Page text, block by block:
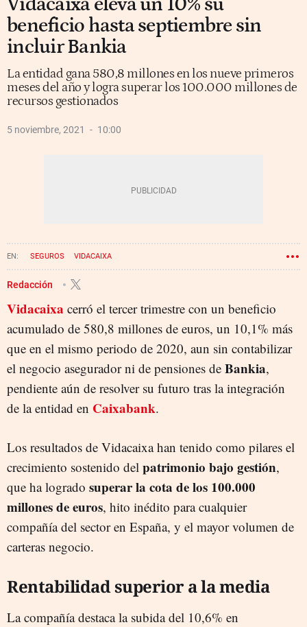
beneficio hasta septiembre sin
incluir Bankia
La entidad gana 580,8 millones en los nueve primeros
meses del año y logra superar los 100.000 millones de
recursos gestionados
5 noviembre, 2021 10:00
SEGUROS VIDACAIXA
Redacción
Vidacaixa cerró el tercer trimestre con un beneficio
acumulado de 580,8 millones de euros, un 10,1% más
que en el mismo periodo de 2020, aun sin contabilizar
el negocio asegurador ni de pensiones de Bankia,
pendiente aún de resolver su futuro tras la integración
de la entidad en Caixabank.
Los resultados de Vidacaixa han tenido como pilares el
crecimiento sostenido del patrimonio bajo gestión,
que ha logrado superar la cota de los 100.000
millones de euros, hito inédito para cualquier
compañía del sector en España, y el mayor volumen de
carteras negocio.
Rentabilidad superior a la media
La compañía destaca la subida del 10,6% en